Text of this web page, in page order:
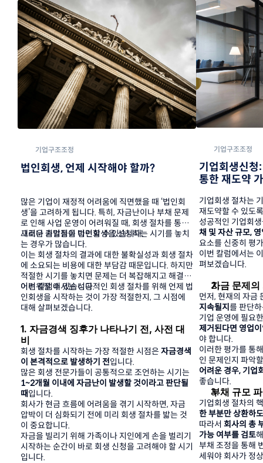
법인회생, 언제 시작해야 할까?
기업구조조정
많은 기업이 재정적 어려움에 직면했을 때 ‘법인회
생’을 고려하게 됩니다. 특히, 자금난이나 부채 문제
로 인해 사업 운영이 어려워질 때, 회생 절차를 통해
새로운 출발점을 마련할 수 있습니다.
그러나 기업들이 법인회생을 신청하는 시기를 놓치
는 경우가 많습니다.
이는 회생 절차의 결과에 대한 불확실성과 회생 절차
에 소요되는 비용에 대한 부담감 때문입니다. 하지만
적절한 시기를 놓치면 문제는 더 복잡해지고 해결이
어려워질 수 있습니다.
이번 칼럼에서는 성공적인 회생 절차를 위해 언제 법
인회생을 시작하는 것이 가장 적절한지, 그 시점에
대해 살펴보겠습니다.
1. 자금경색 징후가 나타나기 전, 사전 대
비
회생 절차를 시작하는 가장 적절한 시점은 자금경색
이 본격적으로 발생하기 전입니다.
많은 회생 전문가들이 공통적으로 조언하는 시기는
1~2개월 이내에 자금난이 발생할 것이라고 판단될
때입니다.
회사가 현금 흐름에 어려움을 겪기 시작하면, 자금
압박이 더 심화되기 전에 미리 회생 절차를 밟는 것
이 중요합니다.
자금을 빌리기 위해 가족이나 지인에게 손을 벌리기
시작하는 순간이 바로 회생 신청을 고려해야 할 시기
입니다.
기업회생신청
통한 재도약
기업구조조정
기업회생 절차는
재도약할 수 있도
성공적인 기업회
채 및 자산 규모,
요소를 신중히 평
이번 칼럼에서는
펴보겠습니다.
자금 문제의
먼저, 현재의 자금
지속될지 를 판단
기업 운영에 필요
제거된다면 영업
야 합니다.
이러한 평가를 통
인 문제인지 파악
어려운 경우, 기업
좋습니다.
부채 규모
기업회생 절차의
한 부분만 상환하
따라서 회사의 총
가능 여부를 검토
부채 조정을 통해
세워야 회사가 정